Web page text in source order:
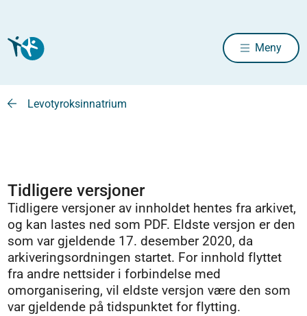
Meny
Levotyroksinnatrium
Tidligere versjoner
Tidligere versjoner av innholdet hentes fra arkivet,
og kan lastes ned som PDF. Eldste versjon er den
som var gjeldende 17. desember 2020, da
arkiveringsordningen startet. For innhold flyttet
fra andre nettsider i forbindelse med
omorganisering, vil eldste versjon være den som
var gjeldende på tidspunktet for flytting.